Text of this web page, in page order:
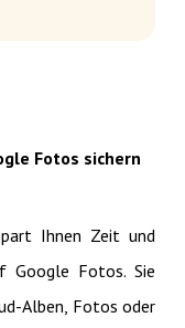
Fotos sichern
Ihnen Zeit und
Google Fotos. Sie
Alben, Fotos oder